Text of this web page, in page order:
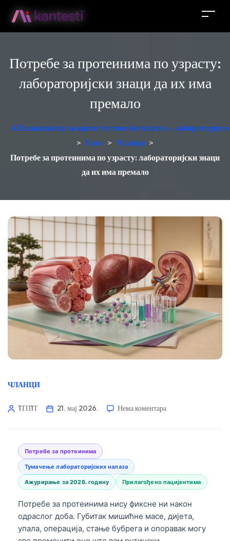
Потребе за протеинима по узрасту:
лабораторијски знаци да их има
премало
АИ анализатор за крвне тестове бесплатно –
> Блог > Чланци >
Потребе за протеинима по узрасту: лабораторијски знаци
да их има премало
ЧЛАНЦИ
1ТП1Т 21. мај 2026. Нема коментара
Потребе за протеинима
Тумачење лабораторијских налаза
Ажурирање за 2026. годину Прилагођено пацијентима
Потребе за протеинима нису фиксне ни након
одраслог доба. Губитак мишићне масе, дијета,
упала, операција, стање бубрега и опоравак могу